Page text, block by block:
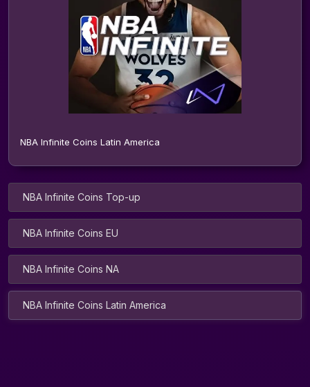
NBA Infinite Coins Latin America
NBA Infinite Coins Top-up
NBA Infinite Coins EU
NBA Infinite Coins NA
NBA Infinite Coins Latin America